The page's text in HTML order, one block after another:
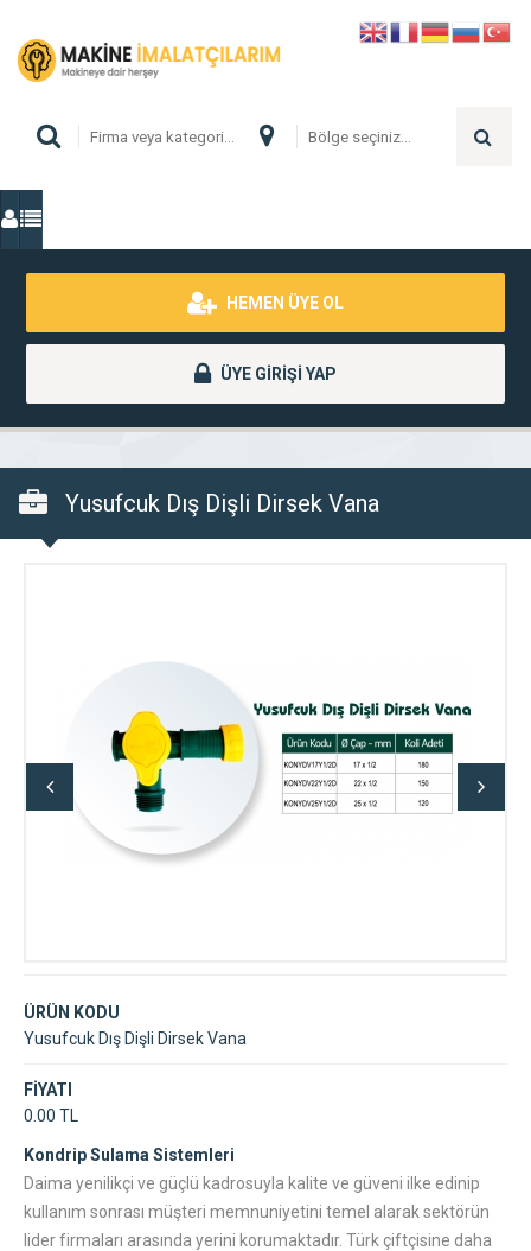
HEMEN ÜYE OL
ÜYE GİRİŞİ YAP
Yusufcuk Dış Dişli Dirsek Vana
ÜRÜN KODU
Yusufcuk Dış Dişli Dirsek Vana
FİYATI
0.00 TL
Kondrip Sulama Sistemleri
Daima yenilikçi ve güçlü kadrosuyla kalite ve güveni ilke edinip
kullanım sonrası müşteri memnuniyetini temel alarak sektörün
lider firmaları arasında yerini korumaktadır. Türk çiftçisine daha